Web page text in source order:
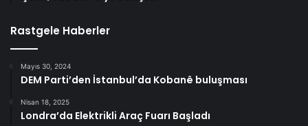
Rastgele Haberler
Mayıs 30, 2024
DEM Parti’den İstanbul’da Kobanê buluşması
Nisan 18, 2025
Londra’da Elektrikli Araç Fuarı Başladı